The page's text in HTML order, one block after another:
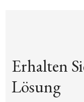
Erhalten
Lösung